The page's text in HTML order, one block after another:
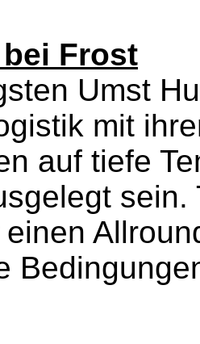
Frost
Umst
mit
auf tiefe